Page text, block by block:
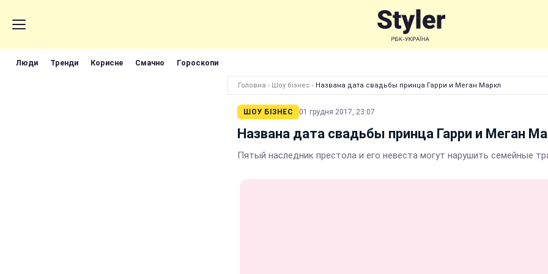
Люди Тренди Корисне Смачно Гороскопи
Головна › Шоу бізнес › Названа дата свадьбы принца Гарри и Меган Маркл
ШОУ БІЗНЕС 01 грудня 2017, 23:07
Названа дата свадьбы принца Гарри и Меган
Пятый наследник престола и его невеста могут нарушить семейные